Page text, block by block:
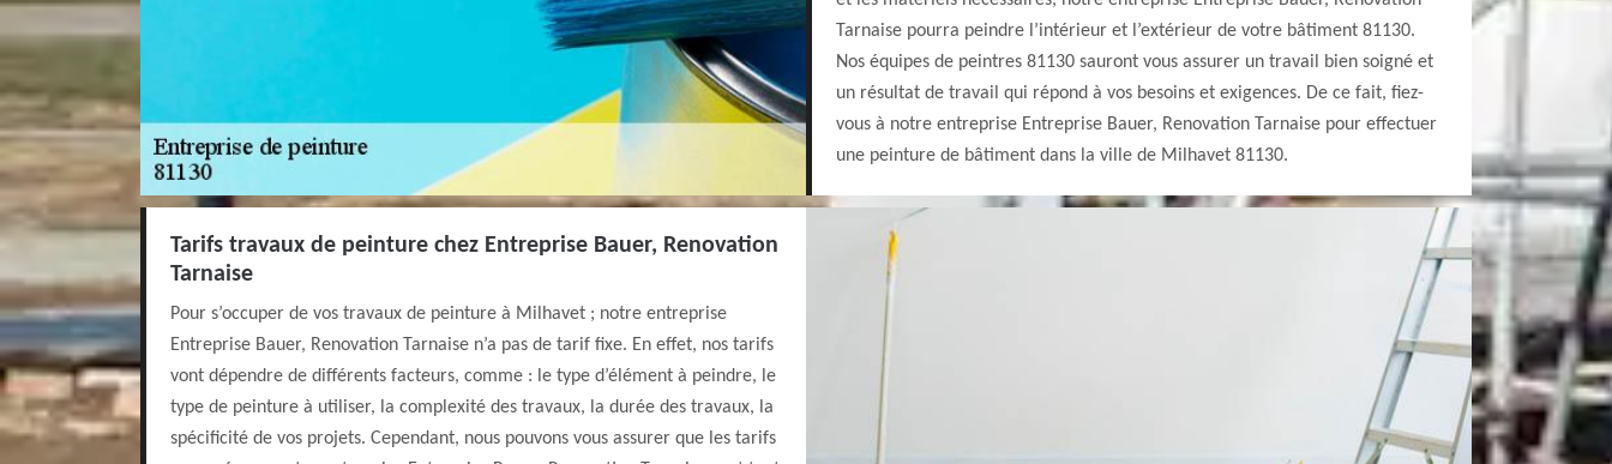
Tarnaise pourra peindre l’intérieur et l’extérieur de votre bâtiment 81130.
Nos équipes de peintres 81130 sauront vous assurer un travail bien soigné et
un résultat de travail qui répond à vos besoins et exigences. De ce fait, fiez-
vous à notre entreprise Entreprise Bauer, Renovation Tarnaise pour effectuer
une peinture de bâtiment dans la ville de Milhavet 81130.
Tarifs travaux de peinture chez Entreprise Bauer, Renovation
Tarnaise
Pour s’occuper de vos travaux de peinture à Milhavet ; notre entreprise
Entreprise Bauer, Renovation Tarnaise n’a pas de tarif fixe. En effet, nos tarifs
vont dépendre de différents facteurs, comme : le type d’élément à peindre, le
type de peinture à utiliser, la complexité des travaux, la durée des travaux, la
spécificité de vos projets. Cependant, nous pouvons vous assurer que les tarifs